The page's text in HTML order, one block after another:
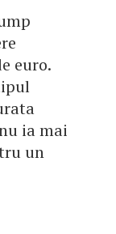
euro.
ia mai
un